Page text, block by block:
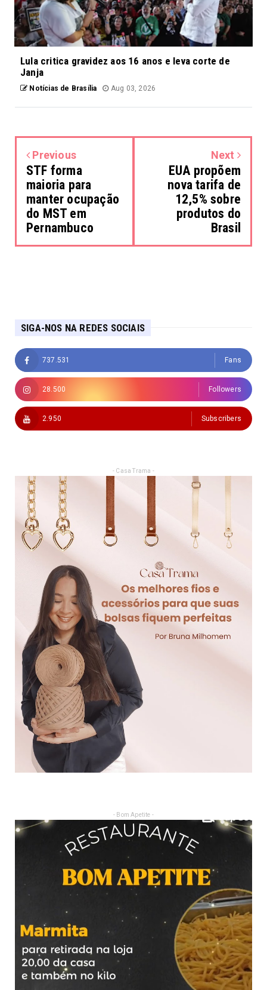
Lula critica gravidez aos 16 anos e leva corte de
Janja
Notícias de Brasília Aug 03, 2026
Previous
STF forma
maioria para
manter ocupação
do MST em
Pernambuco
Next
EUA propõem
nova tarifa de
12,5% sobre
produtos do
Brasil
SIGA-NOS NA REDES SOCIAIS
737.531 Fans
28.500 Followers
2.950 Subscribers
- Casa Trama -
- Bom Apetite -